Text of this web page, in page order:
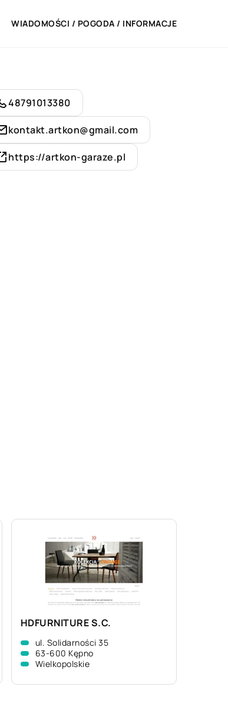
WIADOMOŚCI / POGODA / INFORMACJE
48791013380
kontakt.artkon@gmail.com
https://artkon-garaze.pl
HDFURNITURE S.C.
ul. Solidarności 35
63-600 Kępno
Wielkopolskie